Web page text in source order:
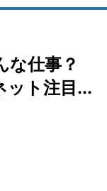
な仕事？
ット注目...